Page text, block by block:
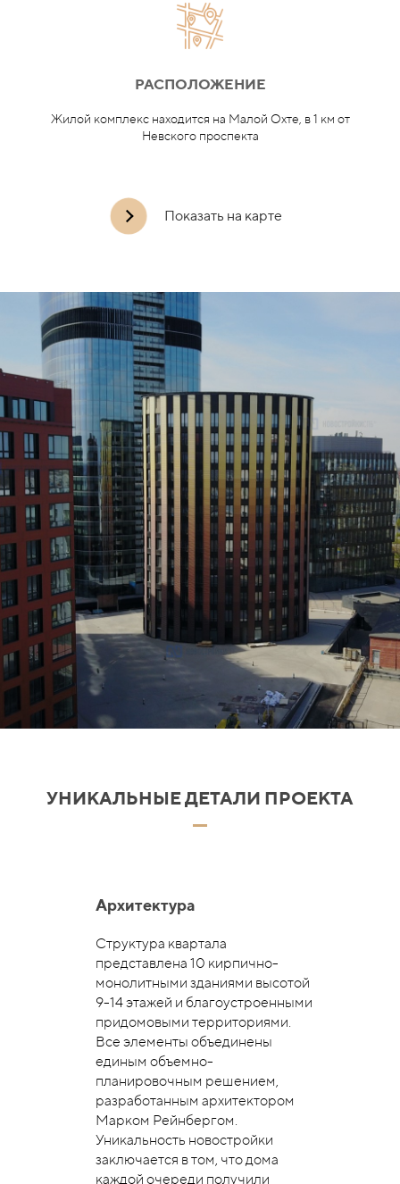
РАСПОЛОЖЕНИЕ
Жилой комплекс находится на Малой Охте, в 1 км от
Невского проспекта
Показать на карте
УНИКАЛЬНЫЕ ДЕТАЛИ ПРОЕКТА
Архитектура
Структура квартала
представлена 10 кирпично-
монолитными зданиями высотой
9-14 этажей и благоустроенными
придомовыми территориями.
Все элементы объединены
единым объемно-
планировочным решением,
разработанным архитектором
Марком Рейнбергом.
Уникальность новостройки
заключается в том, что дома
каждой очереди получили